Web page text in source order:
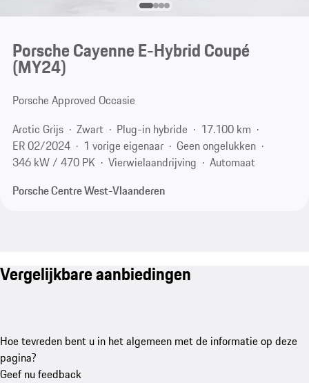
Porsche Cayenne E-Hybrid Coupé
(MY24)
Porsche Approved Occasie
Arctic Grijs
Zwart Plug-in hybride
17.100 km
ER 02/2024
1 vorige eigenaar
Geen ongelukken
346 kW / 470 PK
Vierwielaandrijving
Automaat
Porsche Centre West-Vlaanderen
Vergelijkbare aanbiedingen
Hoe tevreden bent u in het algemeen met de informatie op deze
pagina?
Geef nu feedback